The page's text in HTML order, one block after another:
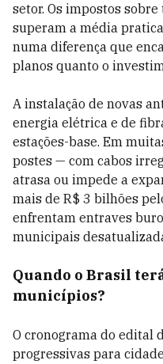
setor. Os impostos
superam a média
numa diferença que
planos quanto o
A instalação de novas
energia elétrica e de
estações-base. Em
postes — com cabos
atrasa ou impede a
mais de R$ 3 bilhões
enfrentam entraves
municipais
Quando o Brasil
municípios?
O cronograma do edital
progressivas para